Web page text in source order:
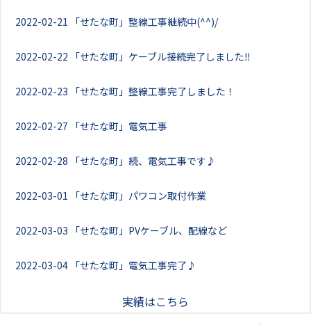
2022-02-21 「せたな町」整線工事継続中(^^)/
2022-02-22 「せたな町」ケーブル接続完了しました‼
2022-02-23 「せたな町」整線工事完了しました！
2022-02-27 「せたな町」電気工事
2022-02-28 「せたな町」続、電気工事です♪
2022-03-01 「せたな町」パワコン取付作業
2022-03-03 「せたな町」PVケーブル、配線など
2022-03-04 「せたな町」電気工事完了♪
実績はこちら